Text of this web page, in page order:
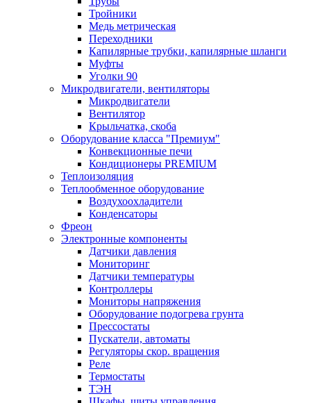
Тройники
Медь метрическая
Переходники
Капилярные трубки, капилярные шланги
Муфты
Уголки 90
Микродвигатели, вентиляторы
Микродвигатели
Вентилятор
Крыльчатка, скоба
Оборудование класса "Премиум"
Конвекционные печи
Кондиционеры PREMIUM
Теплоизоляция
Теплообменное оборудование
Воздухоохладители
Конденсаторы
Фреон
Электронные компоненты
Датчики давления
Мониторинг
Датчики температуры
Контроллеры
Мониторы напряжения
Оборудование подогрева грунта
Прессостаты
Пускатели, автоматы
Регуляторы скор. вращения
Реле
Термостаты
ТЭН